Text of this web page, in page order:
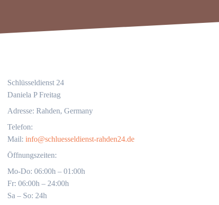
Schlüsseldienst 24
Daniela P Freitag
Adresse: Rahden, Germany
Telefon:
Mail: info@schluesseldienst-rahden24.de
Öffnungszeiten:
Mo-Do: 06:00h – 01:00h
Fr: 06:00h – 24:00h
Sa – So: 24h